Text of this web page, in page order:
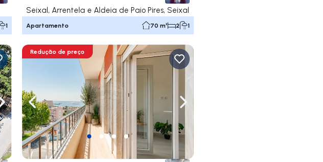
1
Seixal, Arrentela e Aldeia de Paio Pires, Seixal
Apartamento 70 m² 2 1
Navegação para a direita
Navegação para a esquerda Navegação para a direita
Redução de preço